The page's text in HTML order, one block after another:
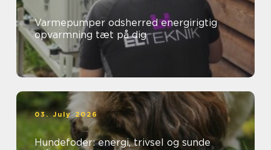
Varmepumper odsherred energirigtig
opvarmning tæt på dig
03. July 2026
Hundefoder: energi, trivsel og sunde